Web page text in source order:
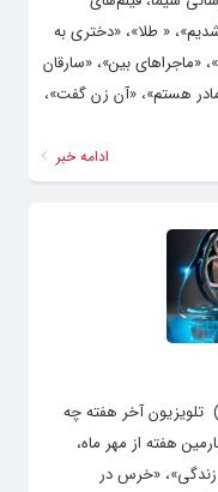
« طلا»، «دختری به
«ماجراهای بین»، «سارقان
هستم»، «آن زن گفت»،
ادامه خبر
پایگاه خبری و تحلیلی رشد ( roshdnews.ir ) تلویزیون آخر هفته چه
هفته از مهر ماه،
زندگی»، «خرس در